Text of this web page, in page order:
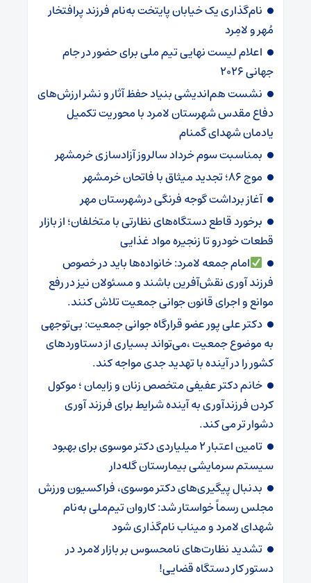
نام‌گذاری یک خیابان پایتخت به‌نام فرزند پرافتخار
مُهر و لامِرد
اعلام لیست نهایی تیم ملی برای حضور در جام
جهانی ۲۰۲۶ ‌
نشست هم‌اندیشی بنیاد حفظ آثار و نشر ارزش‌های
دفاع مقدس شهرستان لامرد با محوریت تکمیل
یادمان شهدای گمنام
بمناسبت سوم خرداد سالروز آزادسازی خرمشهر
موج ۸۶؛ تجدید میثاق با فاتحان خرمشهر
آغاز برداشت گوجه فرنگی درشهرستان مهر
برخورد قاطع دستگاه‌های نظارتی با متخلفان؛ از بازار
قطعات خودرو تا زنجیره مواد غذایی
امام جمعه لامرد: خانواده‌ها باید در خصوص
فرزند آوری نقش‌آفرین باشند و مسئولان نیز در رفع
موانع و اجرای قانون جوانی جمعیت تلاش کنند.
دکتر علی پور عضو قرارگاه جوانی جمعیت: بی‌توجهی
به موضوع جمعیت ،می‌تواند بسیاری از دستاوردهای
کشور را در آینده با تهدید جدی مواجه کند.
خانم دکتر عفیفی متخصص زنان و زایمان ؛ موکول
کردن فرزندآوری به آینده شرایط برای فرزند آوری
دشوار تر می کند.
تامین اعتبار ۲ میلیاردی دکتر موسوی برای بهبود
سیستم سرمایشی بیمارستان گله‌دار ‌
بدنبال پیگیری‌های دکتر موسوی، فراکسیون ورزش
مجلس رسماً خواستار شد: کاروان تیم‌ملی به‌نام
شهدای لامرد و میناب نام‌گذاری شود
تشدید نظارت‌های نامحسوس بر بازار لامرد در
دستور کار دستگاه قضایی!